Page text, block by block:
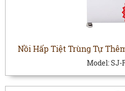
Nồi Hấp Tiệt Trùng Tự
Model:SJ-